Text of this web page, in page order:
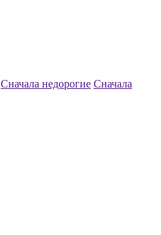
Сначала недорогие Сначала